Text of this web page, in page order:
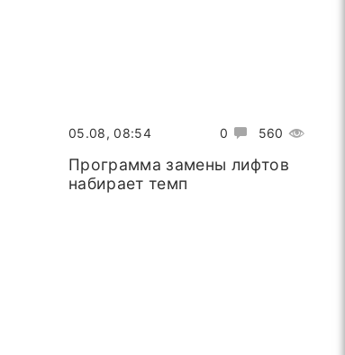
0 560
05.08, 08:54
Программа замены лифтов
набирает темп